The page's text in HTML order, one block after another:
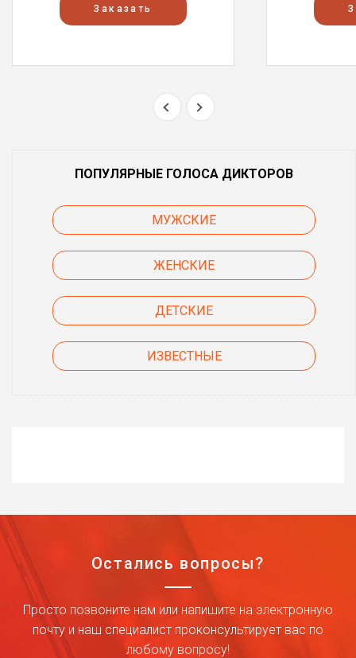
Заказать
ПОПУЛЯРНЫЕ ГОЛОСА ДИКТОРОВ
МУЖСКИЕ
ЖЕНСКИЕ
ДЕТСКИЕ
ИЗВЕСТНЫЕ
Остались вопросы?
Просто позвоните нам или напишите на электронную
почту и наш специалист проконсультирует вас по
любому вопросу!